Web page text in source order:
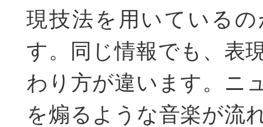
現技法を用いている
す。同じ情報でも、表
わり方が違います。ニ
を煽るような音楽が流